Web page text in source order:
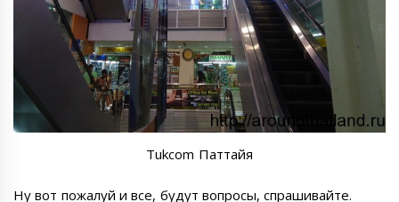
Tukcom Паттайя
Ну вот пожалуй и все, будут вопросы, спрашивайте.